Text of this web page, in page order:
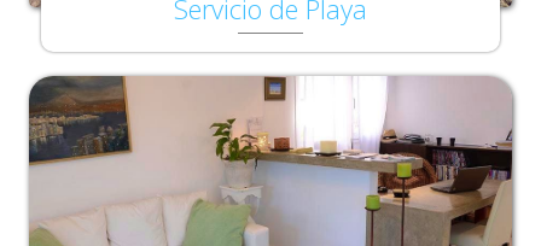
Servicio de Playa